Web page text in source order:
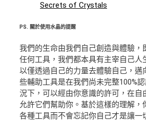
Secrets of Crystals
PS. 關於使用水晶的提醒
我們的生命由我們自己創造與體驗，
任何工具，我們都本具有主宰自己人
以僅透過自己的力量去體驗自己，邁
些輔助工具是在我們尚未完整100%
況下，可以經由你意識的許可，在自
允許它們幫助你。基於這樣的理解，
各種工具而不會忘記你自己才是讓一